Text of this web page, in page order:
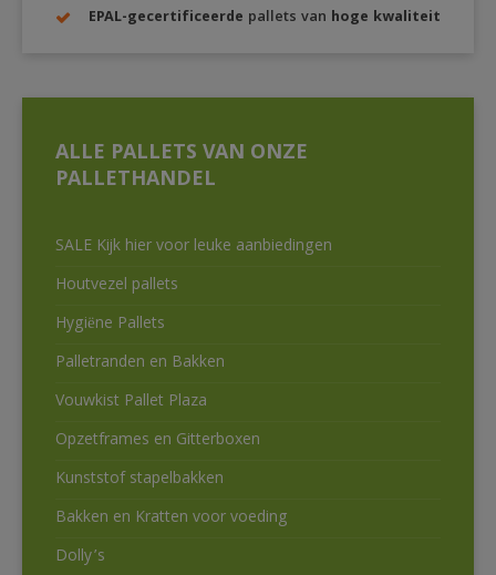
EPAL-gecertificeerde pallets van hoge kwaliteit
ALLE PALLETS VAN ONZE
PALLETHANDEL
SALE Kijk hier voor leuke aanbiedingen
Houtvezel pallets
Hygiëne Pallets
Palletranden en Bakken
Vouwkist Pallet Plaza
Opzetframes en Gitterboxen
Kunststof stapelbakken
Bakken en Kratten voor voeding
Dolly’s